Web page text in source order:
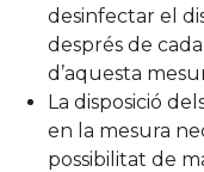
desinfectar el
després de
d’aquesta
La disposició
en la mesura
possibilitat de